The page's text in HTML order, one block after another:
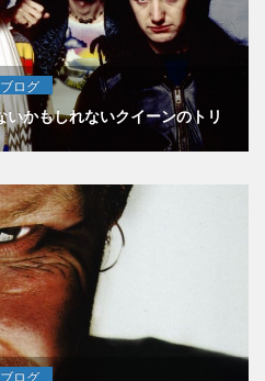
ブログ
かもしれないクイーンのトリ
ブログ